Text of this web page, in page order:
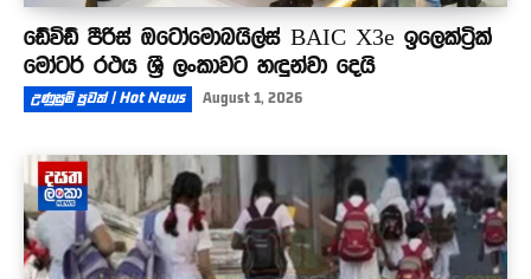
ඩේවිඩ් පීරිස් ඔටෝමොබයිල්ස් BAIC X3e ඉලෙක්ට්‍රික්
මෝටර් රථය ශ්‍රී ලංකාවට හඳුන්වා දෙයි
උණුසුම් පුවත් | Hot News August 1, 2026